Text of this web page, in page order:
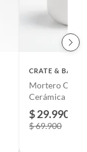
CRATE &
Mortero
Cerámica
$ 29.990
$ 69.900